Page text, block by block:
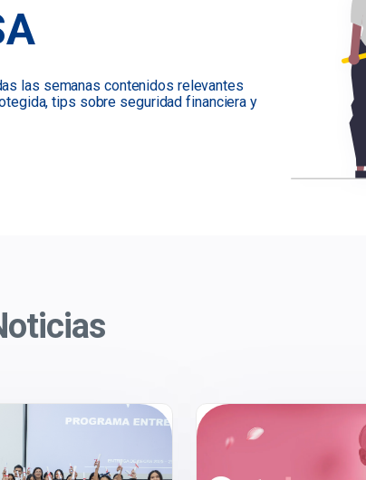
las semanas contenidos relevantes
tips sobre seguridad financiera y